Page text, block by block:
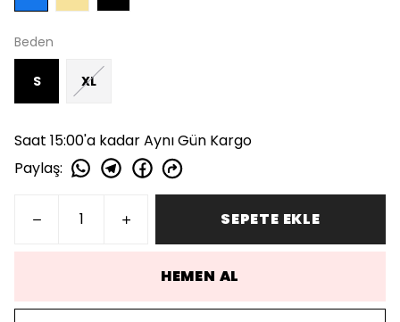
Beden
S XL
Saat 15:00'a kadar Aynı Gün Kargo
Paylaş:
SEPETE EKLE
HEMEN AL